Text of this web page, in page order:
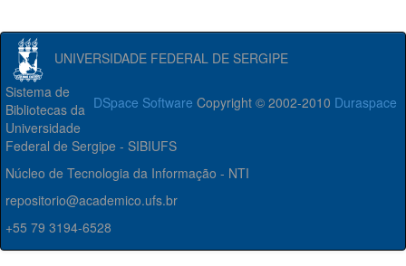
UNIVERSIDADE FEDERAL DE SERGIPE
DSpace Software Copyright © 2002-2010 Duraspace
Sistema de
Bibliotecas da
Universidade
Federal de Sergipe - SIBIUFS
Núcleo de Tecnologia da Informação - NTI
repositorio@academico.ufs.br
+55 79 3194-6528